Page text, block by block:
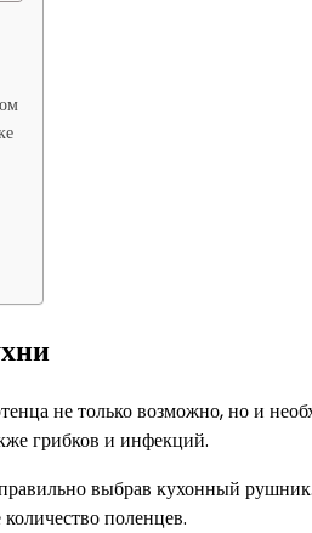
не только возможно, но и
грибков и инфекций.
выбрав кухонный
поленцев.